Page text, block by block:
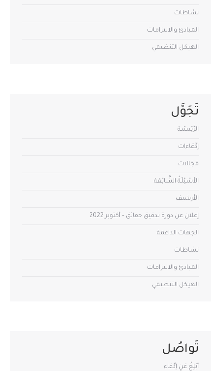
نشاطات
المبادئ والالتزامات
الهيكل التنظيمي
تَجَوَّل
الرَّئِيسَة
اِدِّعَاءات
مَجَالات
الأسْئِلَةُ الشَّائِعَة
الأرشيف
إعلان عن دورة تدقيق حقائق – أكتوبر 2022
الجهات الداعمة
نشاطات
المبادئ والالتزامات
الهيكل التنظيمي
تَواصُل
أبْلِغْ عَنِ اِدِّعَاء